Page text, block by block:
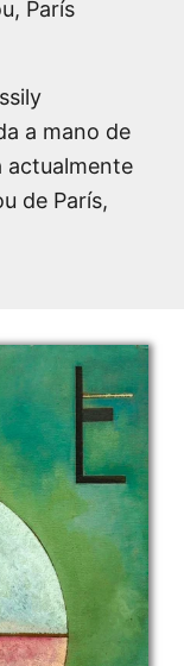
París
a mano de
actualmente
de París,